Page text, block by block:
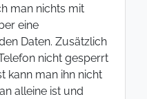
man nichts mit
eine
Daten. Zusätzlich
nicht gesperrt
kann man ihn nicht
alleine ist und